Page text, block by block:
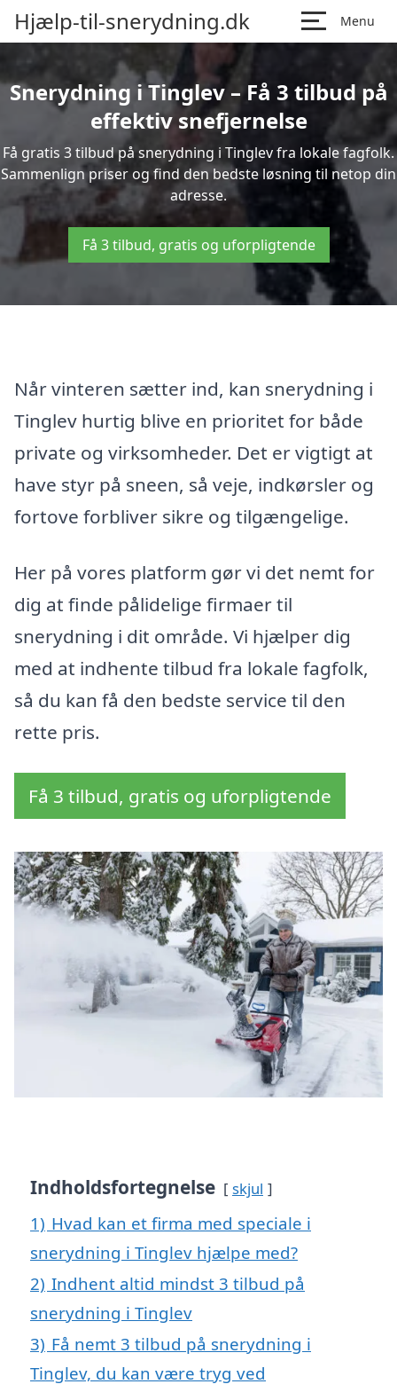
Hjælp-til-snerydning.dk Menu
Snerydning i Tinglev – Få 3 tilbud på
effektiv snefjernelse
Få gratis 3 tilbud på snerydning i Tinglev fra lokale fagfolk.
Sammenlign priser og find den bedste løsning til netop din
adresse.
Få 3 tilbud, gratis og uforpligtende
Når vinteren sætter ind, kan snerydning i
Tinglev hurtig blive en prioritet for både
private og virksomheder. Det er vigtigt at
have styr på sneen, så veje, indkørsler og
fortove forbliver sikre og tilgængelige.
Her på vores platform gør vi det nemt for
dig at finde pålidelige firmaer til
snerydning i dit område. Vi hjælper dig
med at indhente tilbud fra lokale fagfolk,
så du kan få den bedste service til den
rette pris.
Få 3 tilbud, gratis og uforpligtende
Indholdsfortegnelse skjul
1) Hvad kan et firma med speciale i
snerydning i Tinglev hjælpe med?
2) Indhent altid mindst 3 tilbud på
snerydning i Tinglev
3) Få nemt 3 tilbud på snerydning i
Tinglev, du kan være tryg ved